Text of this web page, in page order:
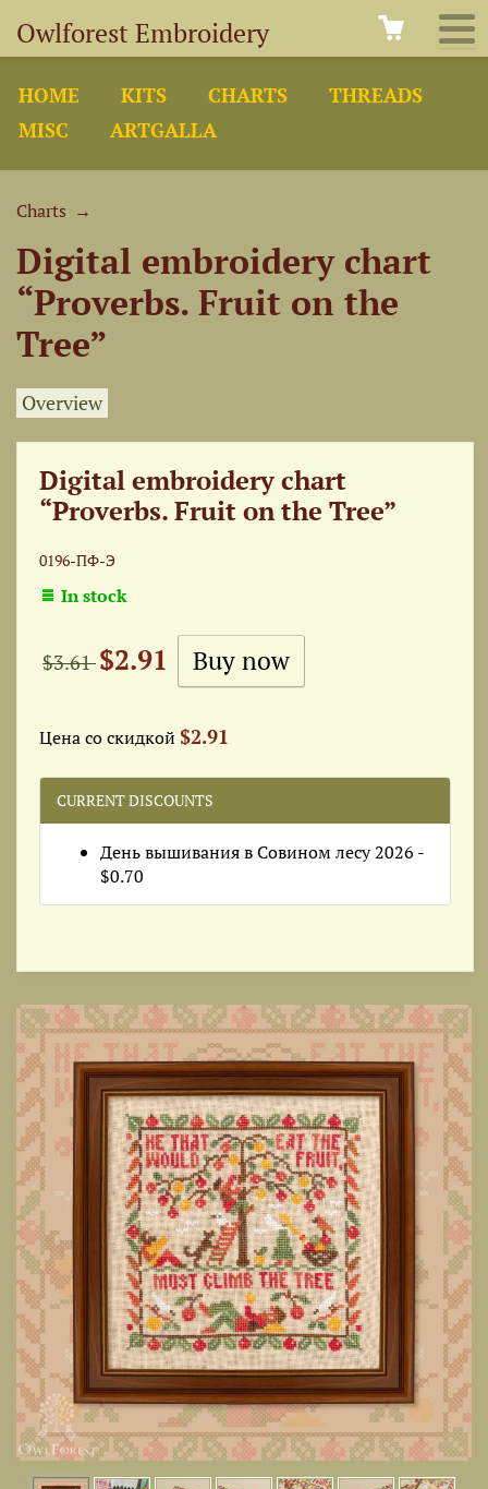
Owlforest Embroidery
HOME KITS CHARTS
THREADS
MISC
ARTGALLA
Charts →
Digital embroidery chart
“Proverbs. Fruit on the
Tree”
Overview
Digital embroidery chart
“Proverbs. Fruit on the Tree”
0196-ПФ-Э
In stock
$3.61$2.91
Цена со скидкой $2.91
CURRENT DISCOUNTS
День вышивания в Совином лесу 2026 -
$0.70